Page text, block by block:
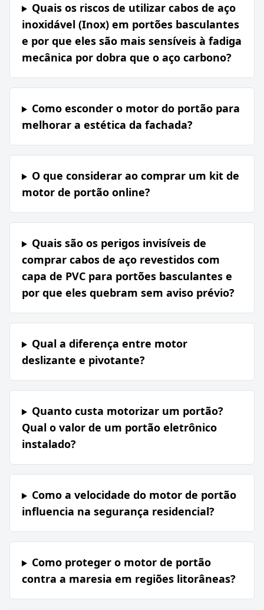
Quais os riscos de utilizar cabos de aço
inoxidável (Inox) em portões basculantes
e por que eles são mais sensíveis à fadiga
mecânica por dobra que o aço carbono?
Como esconder o motor do portão para
melhorar a estética da fachada?
O que considerar ao comprar um kit de
motor de portão online?
Quais são os perigos invisíveis de
comprar cabos de aço revestidos com
capa de PVC para portões basculantes e
por que eles quebram sem aviso prévio?
Qual a diferença entre motor
deslizante e pivotante?
Quanto custa motorizar um portão?
Qual o valor de um portão eletrônico
instalado?
Como a velocidade do motor de portão
influencia na segurança residencial?
Como proteger o motor de portão
contra a maresia em regiões litorâneas?